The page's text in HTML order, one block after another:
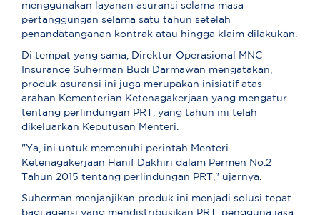
menggunakan layanan asuransi selama masa
pertanggungan selama satu tahun setelah
penandatanganan kontrak atau hingga klaim dilakukan.
Di tempat yang sama, Direktur Operasional MNC
Insurance Suherman Budi Darmawan mengatakan,
produk asuransi ini juga merupakan inisiatif atas
arahan Kementerian Ketenagakerjaan yang mengatur
tentang perlindungan PRT, yang tahun ini telah
dikeluarkan Keputusan Menteri.
"Ya, ini untuk memenuhi perintah Menteri
Ketenagakerjaan Hanif Dakhiri dalam Permen No.2
Tahun 2015 tentang perlindungan PRT," ujarnya.
Suherman menjanjikan produk ini menjadi solusi tepat
bagi agensi yang mendistribusikan PRT, pengguna jasa,